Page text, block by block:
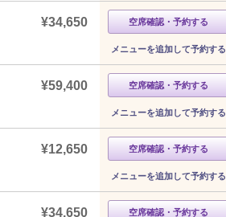
¥34,650 空席確認・予約する
メニューを追加して予約する
¥59,400 空席確認・予約する
メニューを追加して予約する
¥12,650 空席確認・予約する
メニューを追加して予約する
¥34,650 空席確認・予約する